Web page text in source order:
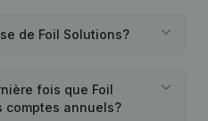
de Foil Solutions?
fois que Foil
comptes annuels?